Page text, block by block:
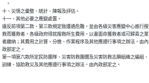
    。
十、災情之彙整、統計、陳報及評估。
十一、其他必要之應變處置。
違反前項第二款、第三款規定致遭遇危難，並由各級災害應變中心進行搜
救而獲救者，各級政府得就搜救所生費用，以書面命獲救者或可歸責之業
者繳納；其費用之計算、分擔、作業程序及其他應遵行事項之辦法，由內
政部定之。
第一項第六款所定民防團隊、災害防救團體及災害防救志願組織之編組、
訓練、協助救災及其他應遵行事項之辦法，由內政部定之。